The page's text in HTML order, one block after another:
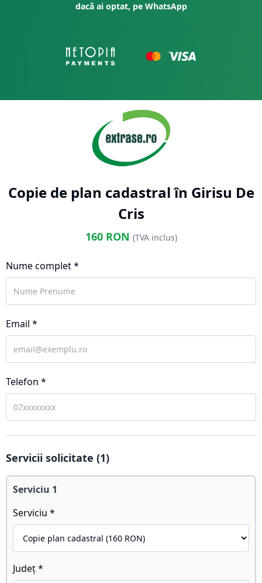
dacă ai optat, pe WhatsApp
Copie de plan cadastral în Girisu De
Cris
160RON (TVA inclus)
Nume complet *
Email *
Telefon *
Servicii solicitate (1)
Serviciu 1
Serviciu *
Județ *